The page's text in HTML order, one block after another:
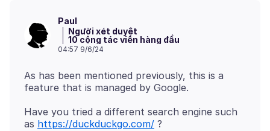
Paul
Người xét duyệt
10 cộng tác viên hàng đầu
04:57 9/6/24
As has been mentioned previously, this is a
Have you tried a different search engine such
as https://duckduckgo.com/